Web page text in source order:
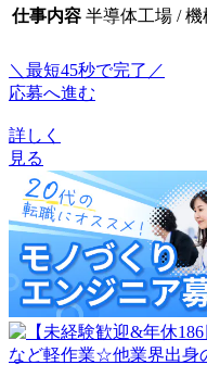
仕事内容 半導体工場 /
＼最短45秒で完了／
応募へ進む
詳しく
見る